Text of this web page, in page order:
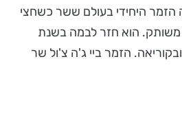
הזמר היחידי בעולם ששר כשחצי
משותק. הוא חזר לבמה בשנת
ובקוריאה. הזמר ביי ג'ה צ'ול שר